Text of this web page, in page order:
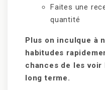
Faites une
quantité
Plus on inculque à
habitudes
chances de les
long terme.